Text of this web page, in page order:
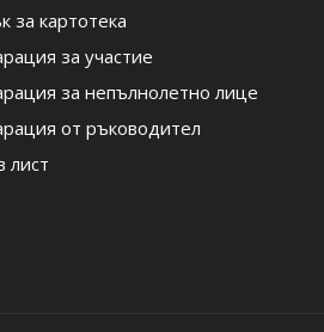
за картотека
за участие
за непълнолетно лице
от ръководител
лист